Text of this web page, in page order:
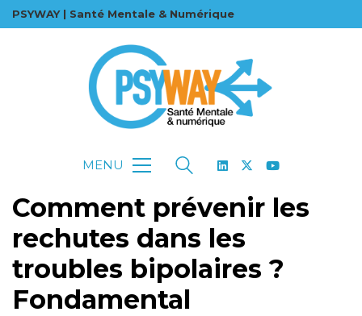
PSYWAY | Santé Mentale & Numérique
MENU
Comment prévenir les
rechutes dans les
troubles bipolaires ?
Fondamental